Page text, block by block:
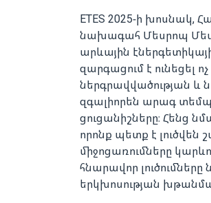
ETES 2025-ի խոսնակ,
նախագահ Մեսրոպ
արևային
զարգացում է ունեցել
ներգրավվածության և
զգալիորեն արագ
ցուցանիշները։ Հենց
որոնք պետք է
միջոցառումները
հնարավոր
երկխոսության